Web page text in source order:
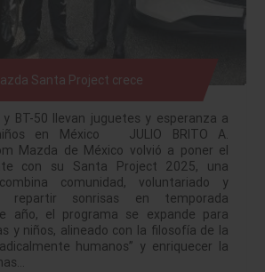
Santa Project crece
y BT-50 llevan juguetes y esperanza a
en México JULIO BRITO A.
Mazda de México volvió a poner el
con su Santa Project 2025, una
comunidad, voluntariado y
repartir sonrisas en temporada
año, el programa se expande para
y niños, alineado con la filosofía de la
humanos” y enriquecer la